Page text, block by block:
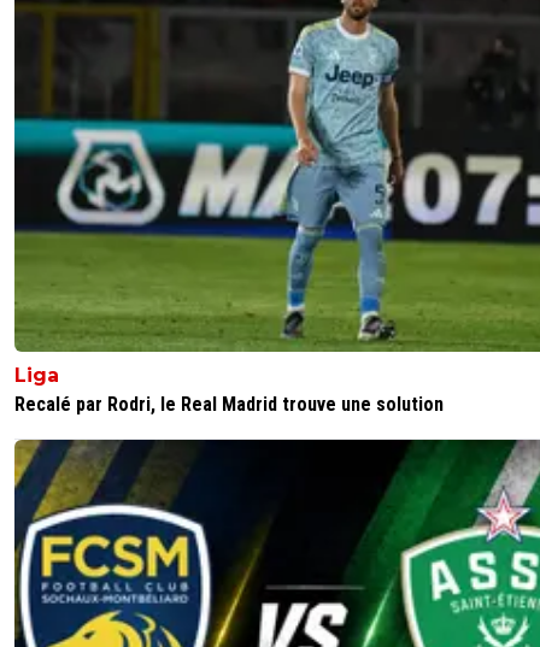
Répondre
kirkyoyo-gandalf-le-rose 28 mai 2026 à 15:31
ça valide la théorie de Riolo qui disait qu'Ancelotti l'a
de manière politique afin que son physique soit la vraie
de sa non participation, plutot que de ne pas le prendre
parcequ'il est cuit bouilli et s'attirer les foudres
va tout droit. et au pire il fera le nombre dans le groupe
1+ Répondre
mopi69 28 mai 2026 à 15:58 +1300
Bien sûr, il n'y a pas d'autre raison. Les deux
saisons de Neymar sont ainsi. Il fait 4 ou 5
se blesse, est absent 1 mois ou plus. Il enchaine
cycles. Et quand il joue, il est en surpoids, et se
les supporters de son club, un coéquipier, ou les
Mais,il continue d'avoir un certain soutien
même s'il s'est considérablement réduit, et n'est
majoritaire depuis longtemps dans l'opinion
est surtout très soutenu par la Fédération, et les
sponsors de la Seleçao. Je pense qu'ils vont
même s'il ne joue pas !
Liga
Recalé par Rodri, le Real Madrid trouve une solution